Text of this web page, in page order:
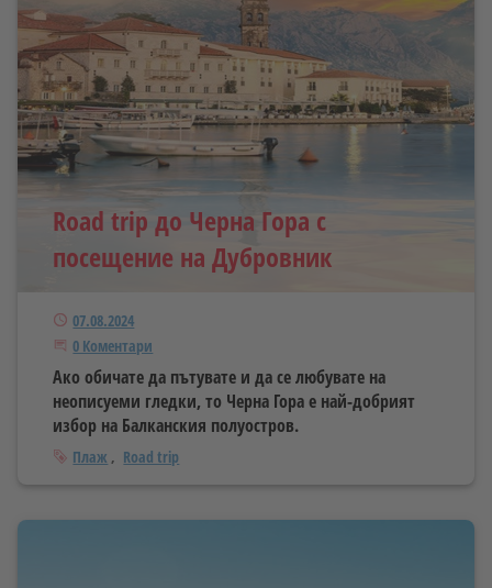
Road trip до Черна Гора с
посещение на Дубровник
Публикуван
07.08.2024
Започнете дискусията
0 Коментари
Ако обичате да пътувате и да се любувате на
неописуеми гледки, то Черна Гора е най-добрият
избор на Балканския полуостров.
Тагове
Плаж Road trip